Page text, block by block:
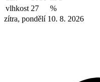
vlhkost 27
%
zítra, pondělí 10. 8. 2026